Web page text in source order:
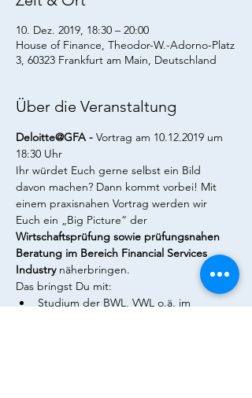
10. Dez. 2019, 18:30 – 20:00
House of Finance, Theodor-W.-Adorno-Platz
3, 60323 Frankfurt am Main, Deutschland
Über die Veranstaltung
Deloitte@GFA - Vortrag am 10.12.2019 um
18:30 Uhr
Ihr würdet Euch gerne selbst ein Bild
davon machen? Dann kommt vorbei! Mit
einem praxisnahen Vortrag werden wir
Euch ein „Big Picture“ der
Wirtschaftsprüfung sowie prüfungsnahen
Beratung im Bereich Financial Services
Industry näherbringen.
Das bringst Du mit:
Studium der BWL, VWL o.ä. im